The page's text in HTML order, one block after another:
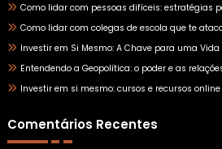
Como lidar com pessoas difíceis: estratégias
Como lidar com colegas de escola que te
Investir em Si Mesmo: A Chave para uma
Entendendo a Geopolítica: o poder e as
Investir em si mesmo: cursos e recursos
Comentários Recentes